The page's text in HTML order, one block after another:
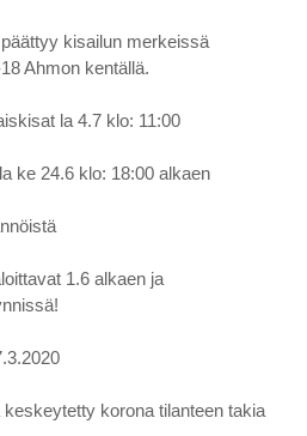
kisailun merkeissä
Ahmon kentällä.
la 4.7 klo: 11:00
ke 24.6 klo: 18:00 alkaen
1.6 alkaen ja
korona tilanteen takia